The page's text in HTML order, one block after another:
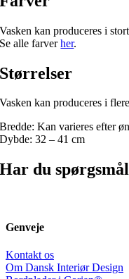
Vasken kan produceres i
Se alle farverher.
Størrelser
Vasken kan produceres i
Bredde: Kan varieres efter
Dybde: 32 – 41 cm
Har du
Genveje
Kontakt os
Om Dansk Interiør Design